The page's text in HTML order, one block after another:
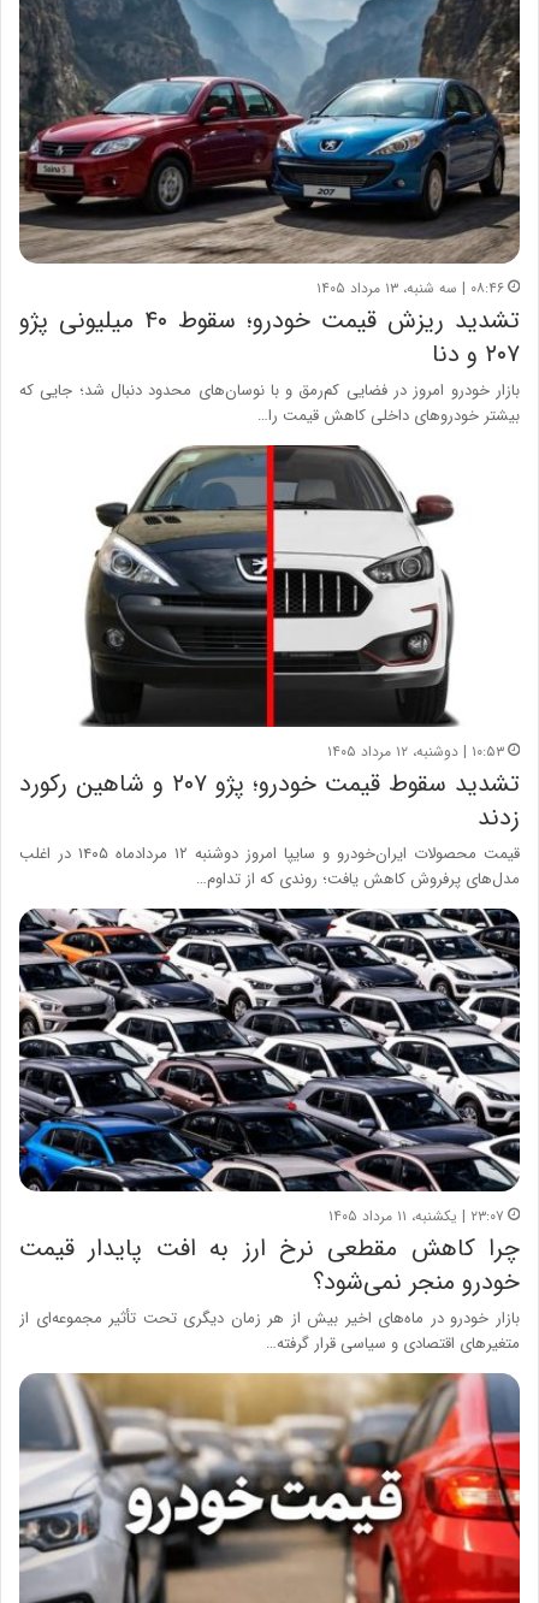
۰۸:۴۶ | سه شنبه، ۱۳ مرداد ۱۴۰۵
تشدید ریزش قیمت خودرو؛ سقوط ۴۰ میلیونی پژو
۲۰۷ و دنا
بازار خودرو امروز در فضایی کم‌رمق و با نوسان‌های محدود دنبال شد؛ جایی که
بیشتر خودروهای داخلی کاهش قیمت را…
۱۰:۵۳ | دوشنبه، ۱۲ مرداد ۱۴۰۵
تشدید سقوط قیمت خودرو؛ پژو ۲۰۷ و شاهین رکورد
زدند
قیمت محصولات ایران‌خودرو و سایپا امروز دوشنبه ۱۲ مردادماه ۱۴۰۵ در اغلب
مدل‌های پرفروش کاهش یافت؛ روندی که از تداوم…
۲۳:۰۷ | یکشنبه، ۱۱ مرداد ۱۴۰۵
چرا کاهش مقطعی نرخ ارز به افت پایدار قیمت
خودرو منجر نمی‌شود؟
بازار خودرو در ماه‌های اخیر بیش از هر زمان دیگری تحت تأثیر مجموعه‌ای از
متغیرهای اقتصادی و سیاسی قرار گرفته…